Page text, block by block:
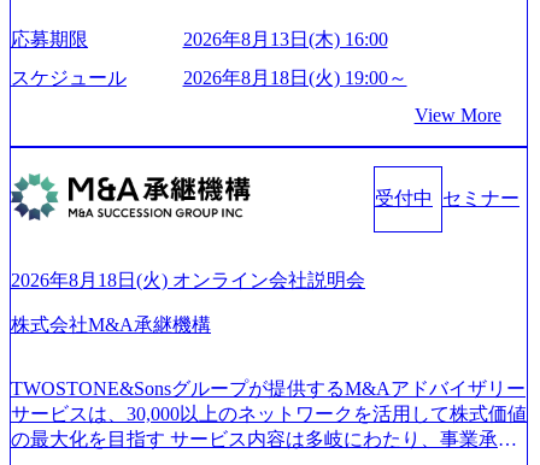
mages/20250502152751_46c65543-87ef-4e86-a85a-8649e1c532f9
_956x512.webp https://storage.googleapis.com/our-vision-producti
on.appspot.com/public/images/20250502152804_ba6aaa1a-9ffc-4f
m/our-vision-production.appspot.com/public/images/202505021528
ンプレクス社は、FinTech領域に強みを持つITコンサルティ
ング会社で、NRI、NTTDATAと同じく世界のFinTech Ranki
ngsTop 100企業にも選出されている。ITコンサルティング、
特長 ビジネスへの深い理解を持つコンサルタントが集うXs
pearと、最先端テクノロジーに深い知見を持つシンプレクス
社またはグループ会社との協力体制を築いている Xspear社
sion-production.appspot.com/public/images/20240925204111_caa9
4e4b-6aae-45a6-a0ce-b98154c816a2_1153x543.webp メンバー情
報 (https://www.xspear.co.jp/member/)一部抜粋 - 伊勢山 昇吾氏:
世界トップクラスのシェアを有している 技術と対話を通じ
て未来を創造し、社会課題の解決に貢献することを目指し
ている Mission:私たちの技術/私たちの対話 Vision:夢を未来
話 IoT社会の浸透、AIの加速等により半導体需要は世界中で
急伸長しており、それに伴い半導体製造装置の需要も伸長
中 https://storage.googleapis.com/our-vision-production.appspot.co
m/public/images/20260224131045_0fee4978-bb25-43a7-a367-542
6b95cd599_1200x543.webp https://storage.googleapis.com/our-visi
cb8-329e-4a45-a8f5-73d9728b2cd7_1200x486.webp https://storag
e.googleapis.com/our-vision-production.appspot.com/public/image
s/20260224131100_d8b3379f-6e64-4566-aea4-924f21977d35_120
0x460.webp https://storage.googleapis.com/our-vision-production.a
810e-138e27965ee8_1200x386.webp グローバル人財育成を目
的とした「語学研修」、効果的なプレゼンのポイントを掴
み実践に強くなるための「プレゼン研修」、自社キャリア
アドバイザーによる自身のキャリア構築をめざす「キャリ
応募期限
2026年8月13日(木) 16:00
スケジュール
2026年8月18日(火) 19:00～
View More
受付中 セミナー
2026年8月18日(火) オンライン会社説明会
株式会社M&A承継機構
TWOSTONE&Sonsグループが提供するM&Aアドバイザリー
サービスは、30,000以上のネットワークを活用して株式価値
の最大化を目指す サービス内容は多岐にわたり、事業承継